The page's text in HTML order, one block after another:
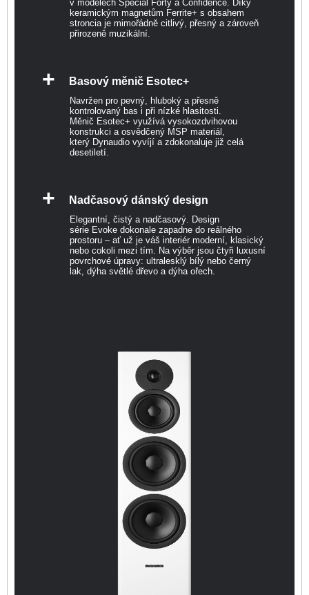
v modelech Special Forty a Confidence. Díky
keramickým magnetům Ferrite+ s obsahem
stroncia je mimořádně citlivý, přesný a zároveň
přirozeně muzikální.
+ Basový měnič Esotec+
Navržen pro pevný, hluboký a přesně
kontrolovaný bas i při nízké hlasitosti.
Měnič Esotec+ využívá vysokozdvihovou
konstrukci a osvědčený MSP materiál,
který Dynaudio vyvíjí a zdokonaluje již celá
desetiletí.
+ Nadčasový dánský design
Elegantní, čistý a nadčasový. Design
série Evoke dokonale zapadne do reálného
prostoru – ať už je váš interiér moderní, klasický
nebo cokoli mezi tím. Na výběr jsou čtyři luxusní
povrchové úpravy: ultralesklý bílý nebo černý
lak, dýha světlé dřevo a dýha ořech.